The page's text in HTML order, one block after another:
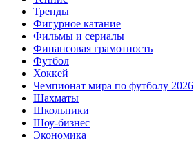
Тренды
Фигурное катание
Фильмы и сериалы
Финансовая грамотность
Футбол
Хоккей
Чемпионат мира по футболу 2026
Шахматы
Школьники
Шоу-бизнес
Экономика